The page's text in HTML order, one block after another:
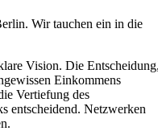
Wir tauchen ein in die
Vision. Die
Einkommens
Vertiefung des
entscheidend. Netzwerken